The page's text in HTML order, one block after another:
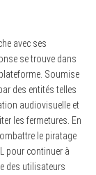
avec ses
se trouve dans
Soumise
des entités telles
audiovisuelle et
les fermetures. En
le piratage
pour continuer à
des utilisateurs